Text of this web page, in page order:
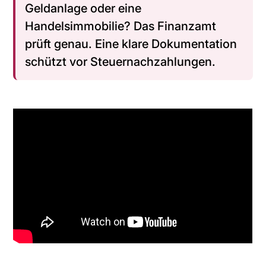
Geldanlage oder eine
Handelsimmobilie? Das Finanzamt
prüft genau. Eine klare Dokumentation
schützt vor Steuernachzahlungen.